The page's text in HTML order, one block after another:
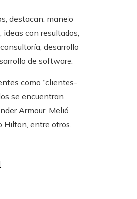
destacan: manejo
ideas con resultados,
desarrollo
de software.
como “clientes-
se encuentran
Armour, Meliá
Hilton, entre otros.